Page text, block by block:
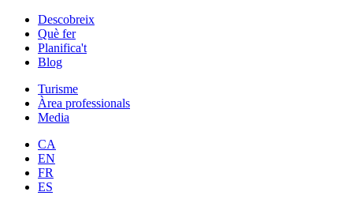
Descobreix
Què fer
Planifica't
Blog
Turisme
Àrea professionals
Media
CA
EN
FR
ES